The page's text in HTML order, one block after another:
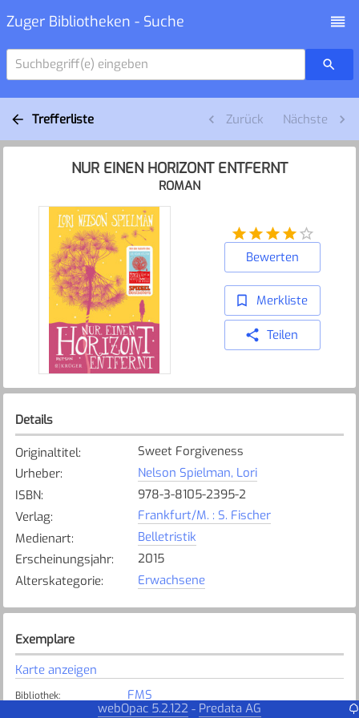
Zuger Bibliotheken - Suche
Suchbegriff(e) eingeben
Trefferliste Zurück Nächste
NUR EINEN HORIZONT ENTFERNT
ROMAN
Bewerten
Merkliste
Teilen
Details
Originaltitel:
Sweet Forgiveness
Urheber:
Nelson Spielman, Lori
ISBN:
978-3-8105-2395-2
Verlag:
Frankfurt/M. : S. Fischer
Medienart:
Belletristik
Erscheinungsjahr:
2015
Alterskategorie: Erwachsene
Exemplare
Karte anzeigen
Bibliothek: FMS
Verfügbar
webOpac 5.2.122 - Predata AG